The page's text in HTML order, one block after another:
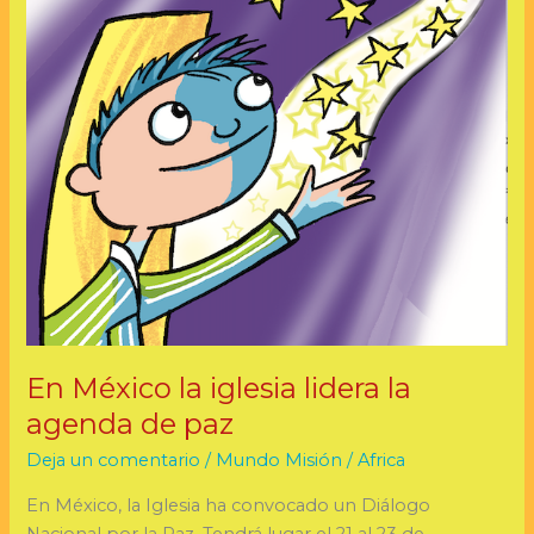
En México la iglesia lidera la
agenda de paz
Deja un comentario / Mundo Misión /Africa
En México, la Iglesia ha convocado un Diálogo
paz